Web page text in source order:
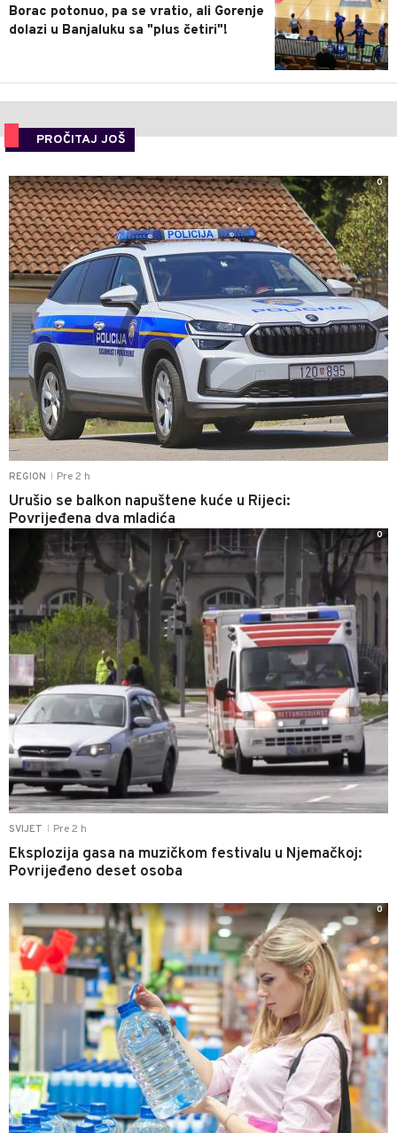
Borac potonuo, pa se vratio, ali Gorenje
dolazi u Banjaluku sa "plus četiri"!
PROČITAJ JOŠ
REGION Pre 2 h
Urušio se balkon napuštene kuće u Rijeci:
Povrijeđena dva mladića
0
SVIJET Pre 2 h
Eksplozija gasa na muzičkom festivalu u Njemačkoj:
Povrijeđeno deset osoba
0
0